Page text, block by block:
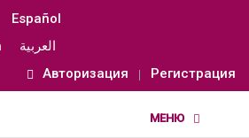
Español
العربية
Авторизация Регистрация